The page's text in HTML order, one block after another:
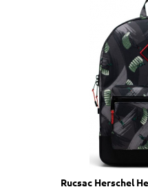
Rucsac Herschel